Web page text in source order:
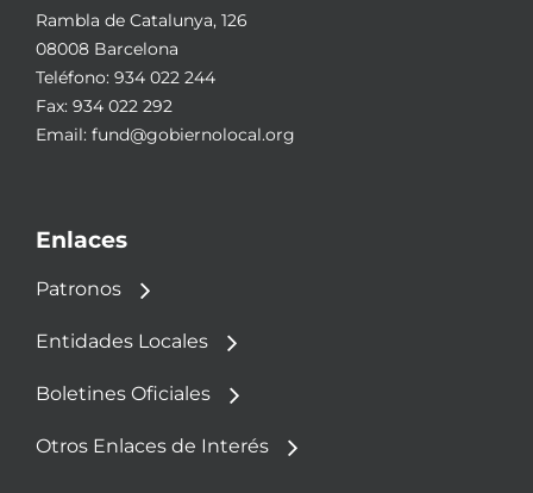
Rambla de Catalunya, 126
08008 Barcelona
Teléfono: 934 022 244
Fax: 934 022 292
Email: fund@gobiernolocal.org
Enlaces
Patronos
Entidades Locales
Boletines Oficiales
Otros Enlaces de Interés